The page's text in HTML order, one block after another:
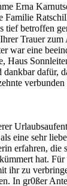
Erna
Familie
tief betroffen
Trauer
war eine
Haus
dankbar dafür,
eine sehr
erfahren, die
hat. Für
ihr zu
In gr0ßer